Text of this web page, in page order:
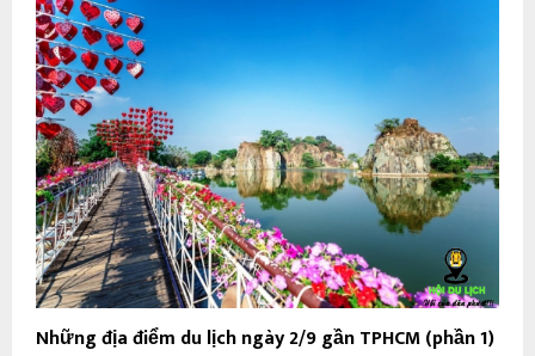
Những địa điểm du lịch ngày 2/9 gần TPHCM (phần 1)